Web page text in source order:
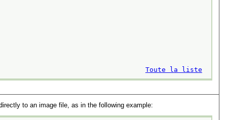
Toute la liste
to an image file, as in the following example: